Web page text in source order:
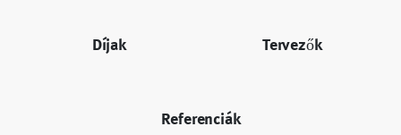
Díjak Tervezők
Referenciák